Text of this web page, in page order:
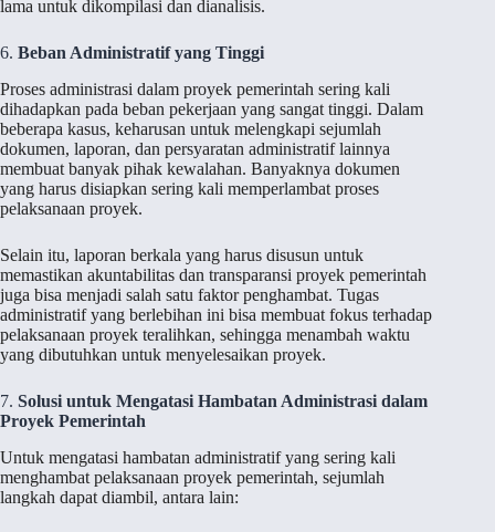
lama untuk dikompilasi dan dianalisis.
6. Beban Administratif yang Tinggi
Proses administrasi dalam proyek pemerintah sering kali
dihadapkan pada beban pekerjaan yang sangat tinggi. Dalam
beberapa kasus, keharusan untuk melengkapi sejumlah
dokumen, laporan, dan persyaratan administratif lainnya
membuat banyak pihak kewalahan. Banyaknya dokumen
yang harus disiapkan sering kali memperlambat proses
pelaksanaan proyek.
Selain itu, laporan berkala yang harus disusun untuk
memastikan akuntabilitas dan transparansi proyek pemerintah
juga bisa menjadi salah satu faktor penghambat. Tugas
administratif yang berlebihan ini bisa membuat fokus terhadap
pelaksanaan proyek teralihkan, sehingga menambah waktu
yang dibutuhkan untuk menyelesaikan proyek.
7. Solusi untuk Mengatasi Hambatan Administrasi dalam
Proyek Pemerintah
Untuk mengatasi hambatan administratif yang sering kali
menghambat pelaksanaan proyek pemerintah, sejumlah
langkah dapat diambil, antara lain: